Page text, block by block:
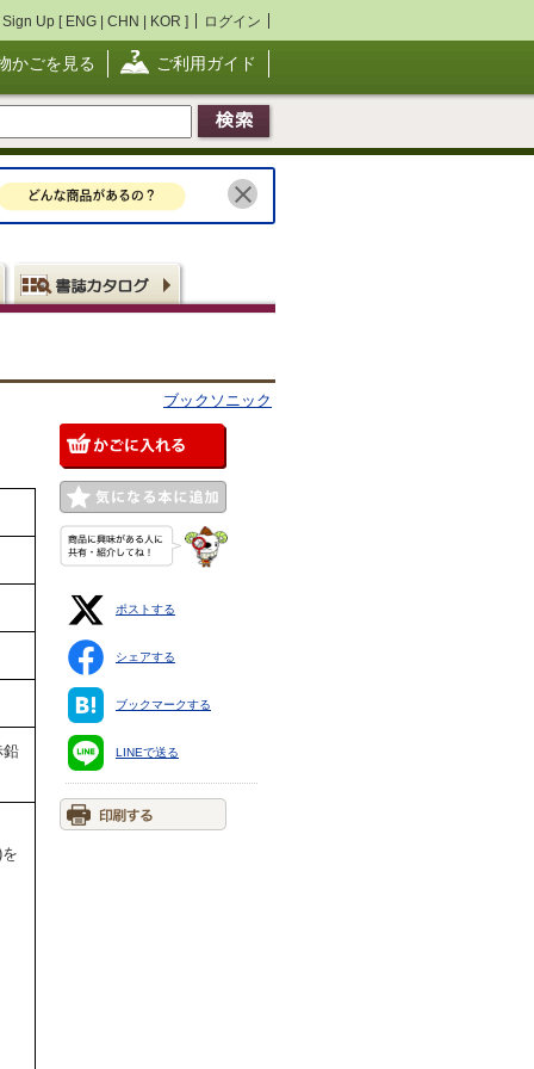
Sign Up [ ENG | CHN | KOR ] ログイン
かごを見る ご利用ガイド
ブックソニック
鉛
ポストする
シェアする
ブックマークする
LINEで送る